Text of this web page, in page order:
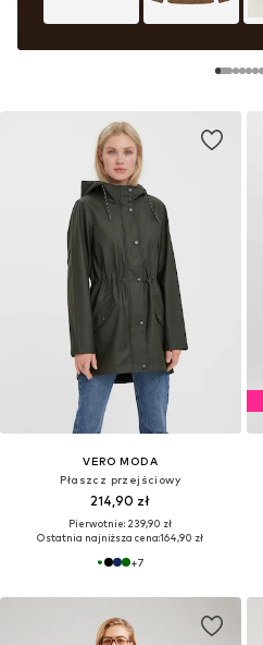
VERO MODA
Płaszcz przejściowy
214,90 zł
Pierwotnie: 239,90 zł
Ostatnia najniższa cena:164,90 zł
+7